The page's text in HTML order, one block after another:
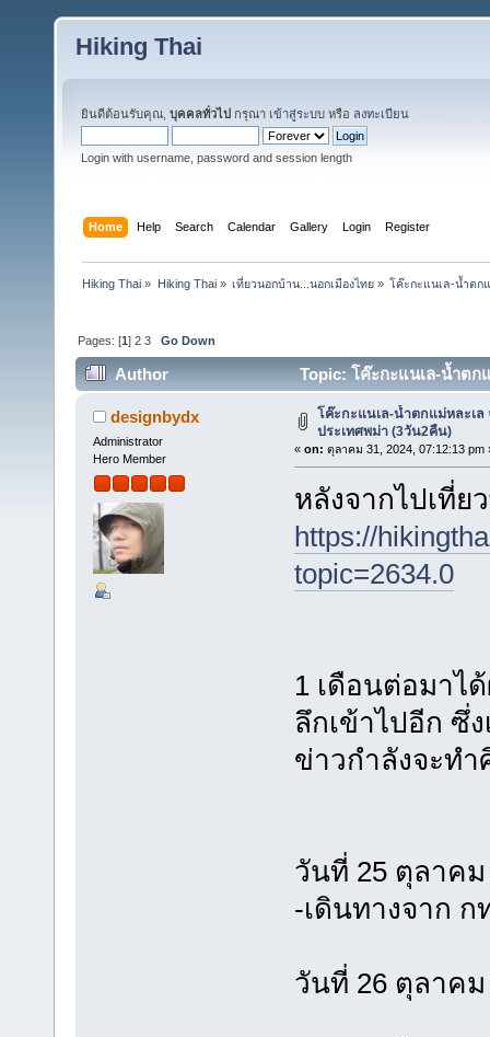
Hiking Thai
ยินดีต้อนรับคุณ, บุคคลทั่วไป กรุณา เข้าสู่ระบบ หรือ ลงทะเบียน
Login with username, password and session length
Home Help Search Calendar Gallery Login Register
Hiking Thai » Hiking Thai» เที่ยวนอกบ้าน...นอกเมืองไทย» โค๊ะกะแนเล-น้ำตก
Pages: [1]2 3 Go Down
Author
Topic: โค๊ะกะแนเล-น้ำตก
times)designbydx
Administrator
Hero Member
โค๊ะกะแนเล-น้ำตกแม่หละเล
ประเทศพม่า (3วัน2คืน)
« on: ตุลาคม 31, 2024, 07:12:13 pm
หลังจากไปเที่ย
https://
topic=2634.0
1 เดือนต่อมาไ
ลึกเข้าไปอีก ซึ่
ข่าวกำลังจะท
วันที่ 25 ตุลาคม
-เดินทางจาก
วันที่ 26 ตุลาคม